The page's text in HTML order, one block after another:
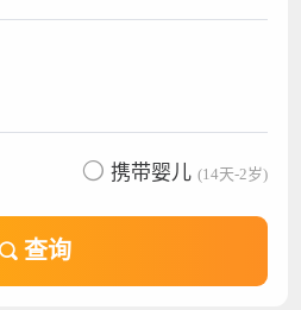
携带婴儿 (14天-2岁)
查询